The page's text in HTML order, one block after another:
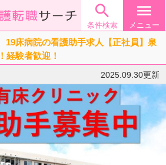

条件検索
menu
メニュー
19床病院の看護助手求人【正社員】泉
経験者歓迎！
2025.09.30更新